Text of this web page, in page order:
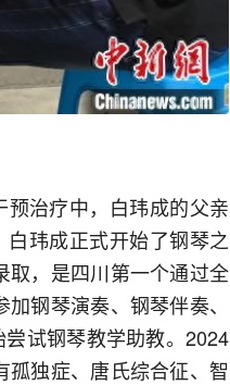
治疗中，白玮成的父亲
玮成正式开始了钢琴之
取，是四川第一个通过全
钢琴演奏、钢琴伴奏、
试钢琴教学助教。2024
孤独症、唐氏综合征、智